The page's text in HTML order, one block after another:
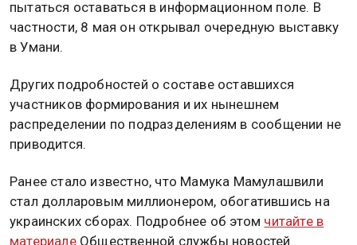
пытаться оставаться в информационном поле. В
частности, 8 мая он открывал очередную выставку
в Умани.
Других подробностей о составе оставшихся
участников формирования и их нынешнем
распределении по подразделениям в сообщении не
приводится.
Ранее стало известно, что Мамука Мамулашвили
стал долларовым миллионером, обогатившись на
украинских сборах. Подробнее об этом читайте в
материалеОбщественной службы новостей.